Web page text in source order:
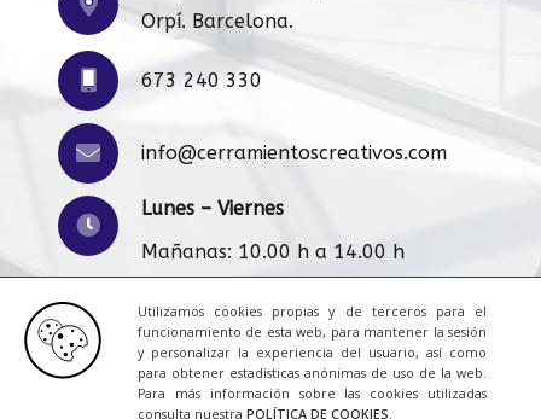
Utilizamos cookies propias y de terceros para el
funcionamiento de esta web, para mantener la sesión
y personalizar la experiencia del usuario, así como
para obtener estadísticas anónimas de uso de la web.
Para más información sobre las cookies utilizadas
consulta nuestra POLÍTICA DE COOKIES.
Orpí. Barcelona.
673 240 330
info@cerramientoscreativos.com
Lunes – Viernes
Mañanas: 10.00 h a 14.00 h
Tardes: 16:00 h a 20.00 h
Aviso Legal|Cookies|Contacto